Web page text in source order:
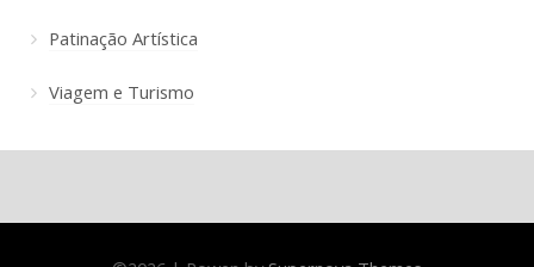
Patinação Artística
Viagem e Turismo